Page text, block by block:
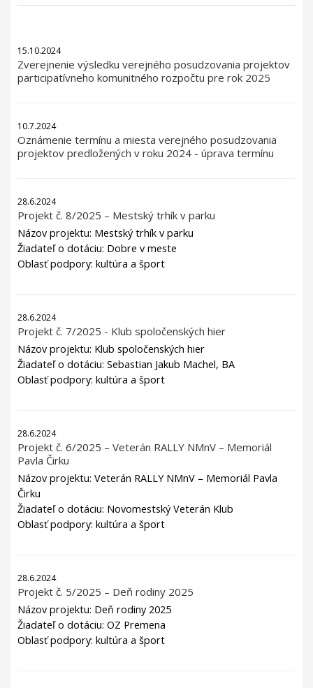
15.10.2024
Zverejnenie výsledku verejného posudzovania projektov
participatívneho komunitného rozpočtu pre rok 2025
10.7.2024
Oznámenie termínu a miesta verejného posudzovania
projektov predložených v roku 2024 - úprava termínu
28.6.2024
Projekt č. 8/2025 – Mestský trhík v parku
Názov projektu: Mestský trhík v parku
Žiadateľ o dotáciu: Dobre v meste
Oblasť podpory: kultúra a šport
28.6.2024
Projekt č. 7/2025 - Klub spoločenských hier
Názov projektu: Klub spoločenských hier
Žiadateľ o dotáciu: Sebastian Jakub Machel, BA
Oblasť podpory: kultúra a šport
28.6.2024
Projekt č. 6/2025 – Veterán RALLY NMnV – Memoriál
Pavla Čirku
Názov projektu: Veterán RALLY NMnV – Memoriál Pavla
Čirku
Žiadateľ o dotáciu: Novomestský Veterán Klub
Oblasť podpory: kultúra a šport
28.6.2024
Projekt č. 5/2025 – Deň rodiny 2025
Názov projektu: Deň rodiny 2025
Žiadateľ o dotáciu: OZ Premena
Oblasť podpory: kultúra a šport